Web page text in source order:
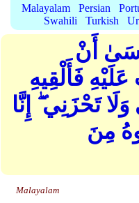
Malayalam
Persian
Swahili
Turkish
أَنْ
فَأَلْقِيهِ
تَحْزَنِي ۖ إِنَّا
مِنَ
Malayalam